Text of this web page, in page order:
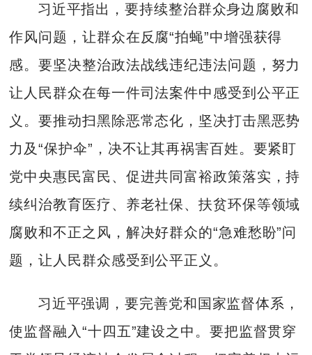
习近平指出，要持续整治群众身边腐败和
作风问题，让群众在反腐“拍蝇”中增强获得
感。要坚决整治政法战线违纪违法问题，努力
让人民群众在每一件司法案件中感受到公平正
义。要推动扫黑除恶常态化，坚决打击黑恶势
力及“保护伞”，决不让其再祸害百姓。要紧盯
党中央惠民富民、促进共同富裕政策落实，持
续纠治教育医疗、养老社保、扶贫环保等领域
腐败和不正之风，解决好群众的“急难愁盼”问
题，让人民群众感受到公平正义。
习近平强调，要完善党和国家监督体系，
使监督融入“十四五”建设之中。要把监督贯穿